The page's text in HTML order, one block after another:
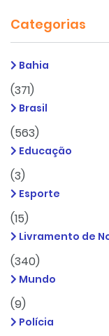
Categorias
Bahia
(371)
Brasil
(563)
Educação
(3)
Esporte
(15)
Livramento de
(340)
Mundo
(9)
Polícia